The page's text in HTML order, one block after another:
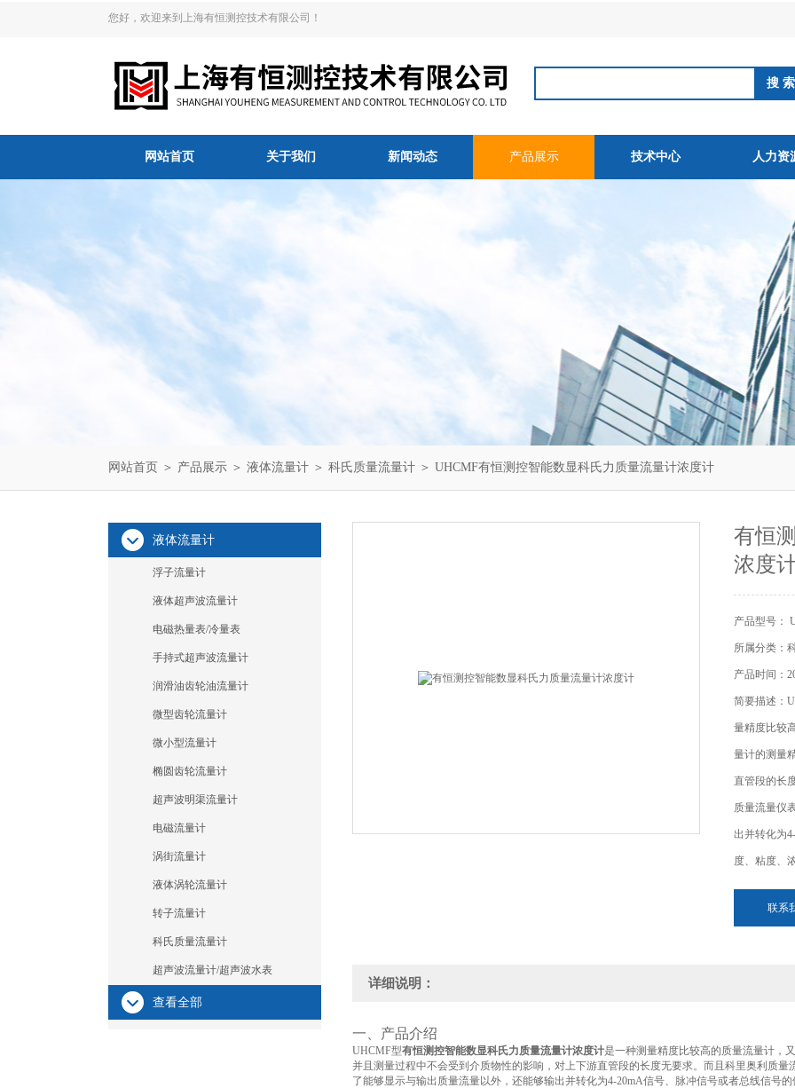
您好，欢迎来到上海有恒测控技术有限公司！
网站首页 关于我们 新闻动态 产品展示 技术中心 人力资
网站首页 ＞ 产品展示 ＞ 液体流量计 ＞ 科氏质量流量计 ＞ UHCMF有恒测控智能数显科氏力质量流量计浓度计
液体流量计
浮子流量计
液体超声波流量计
电磁热量表/冷量表
手持式超声波流量计
润滑油齿轮油流量计
微型齿轮流量计
微小型流量计
椭圆齿轮流量计
超声波明渠流量计
电磁流量计
涡街流量计
液体涡轮流量计
转子流量计
科氏质量流量计
超声波流量计/超声波水表
查看全部
有恒
浓度
产品型号：
所属分类：
产品时间：
简要描述：
量精度比较
量计的测量
直管段的长
质量流量仪
出并转化为
度、粘度、
联系
详细说明：
一、产品介绍
UHCMF型有恒测控智能数显科氏力质量流量计浓度计是一种测量精度比较高的质量流量计，
并且测量过程中不会受到介质物性的影响，对上下游直管段的长度无要求。而且科里奥利质
了能够显示与输出质量流量以外，还能够输出并转化为4-20mA信号、脉冲信号或者总线信号